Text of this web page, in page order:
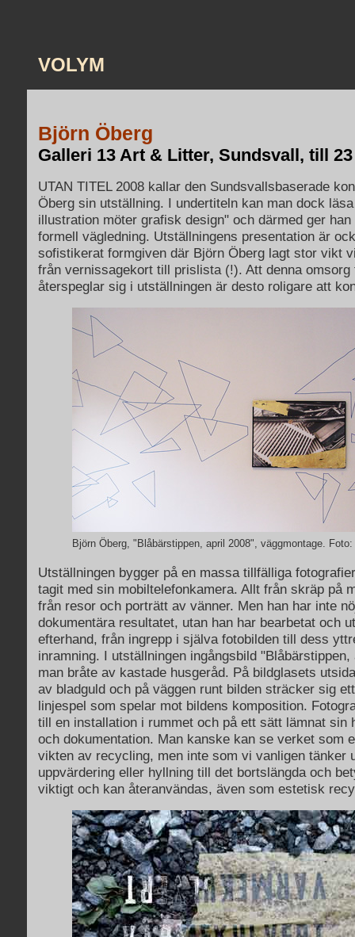
VOLYM
Björn Öberg
Galleri 13 Art & Litter, Sundsvall, till
UTAN TITEL 2008 kallar den Sundsvallsbaserade
Öberg sin utställning. I undertiteln kan man dock
illustration möter grafisk design" och därmed ger
formell vägledning. Utställningens presentation är
sofistikerat formgiven där Björn Öberg lagt stor vikt
från vernissagekort till prislista (!). Att denna
återspeglar sig i utställningen är desto roligare att
Björn Öberg, "Blåbärstippen, april 2008", väggmontage.
Utställningen bygger på en massa tillfälliga
tagit med sin mobiltelefonkamera. Allt från skräp på
från resor och porträtt av vänner. Men han har inte
dokumentära resultatet, utan han har bearbetat och
efterhand, från ingrepp i själva fotobilden till dess
inramning. I utställningen ingångsbild
man bråte av kastade husgeråd. På bildglasets
av bladguld och på väggen runt bilden sträcker sig
linjespel som spelar mot bildens komposition.
till en installation i rummet och på ett sätt lämnat sin
och dokumentation. Man kanske kan se verket som
vikten av recycling, men inte som vi vanligen tänker
uppvärdering eller hyllning till det bortslängda och
viktigt och kan återanvändas, även som estetisk